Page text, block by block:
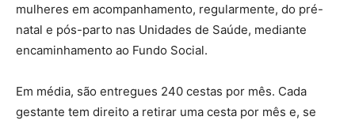
mulheres em acompanhamento, regularmente, do pré-
natal e pós-parto nas Unidades de Saúde, mediante
encaminhamento ao Fundo Social.
Em média, são entregues 240 cestas por mês. Cada
gestante tem direito a retirar uma cesta por mês e, se